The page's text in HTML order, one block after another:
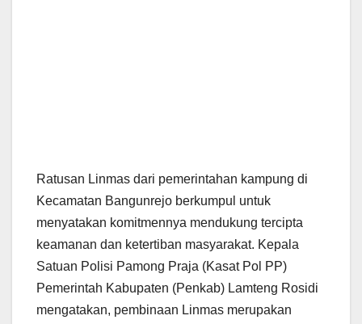
Ratusan Linmas dari pemerintahan kampung di
Kecamatan Bangunrejo berkumpul untuk
menyatakan komitmennya mendukung tercipta
keamanan dan ketertiban masyarakat. Kepala
Satuan Polisi Pamong Praja (Kasat Pol PP)
Pemerintah Kabupaten (Penkab) Lamteng Rosidi
mengatakan, pembinaan Linmas merupakan